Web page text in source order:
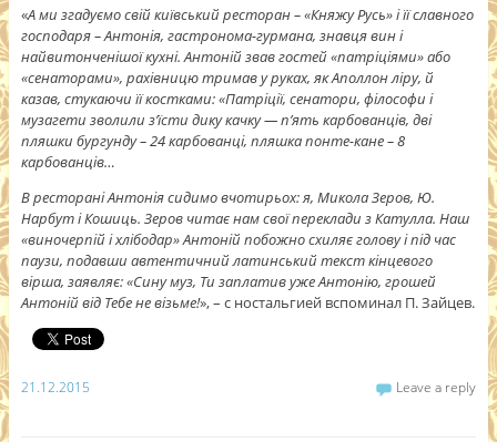
«А ми згадуємо свій київський ресторан – «Княжу Русь» і її славного
господаря – Антонія, гастронома-гурмана, знавця вин і
найвитонченішої кухні. Антоній звав гостей «патріціями» або
«сенатора­ми», рахівницю тримав у руках, як Аполлон ліру, й
казав, стукаючи її костками: «Патріції, сенатори, філософи і
музагети зволили з’їсти дику качку — п’ять карбованців, дві
пляшки бургунду – 24 карбованці, пляш­ка понте-кане – 8
карбованців…
В ресторані Антонія сидимо вчотирьох: я, Микола Зеров, Ю.
Нарбут і Кошиць. Зеров читає нам свої переклади з Катулла. Наш
«виночерпій і хлібодар» Антоній побожно схиляє голову і під час
паузи, подавши автентичний латинський текст кінцевого
вірша, заявляє: «Сину муз, Ти заплатив уже Антонію, грошей
Антоній від Тебе не візьме!», – с ностальгией вспоминал П. Зайцев.
21.12.2015 Leave a reply